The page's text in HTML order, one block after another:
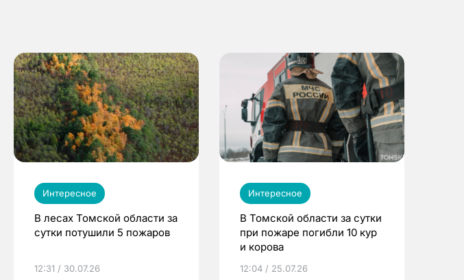
Интересное
В лесах Томской области за
сутки потушили 5 пожаров
12:31 / 30.07.26
Интересное
В Томской области за сутки
при пожаре погибли 10 кур
и корова
12:04 / 25.07.26